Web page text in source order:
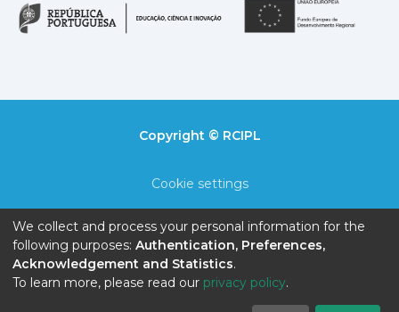
República Portuguesa
Copyright © RCIPL
Cookie settings
End User Agreement
Send Feedback
We collect and process your personal information for the
following purposes: Authentication, Preferences,
Acknowledgement and Statistics.
To learn more, please read our privacy policy.